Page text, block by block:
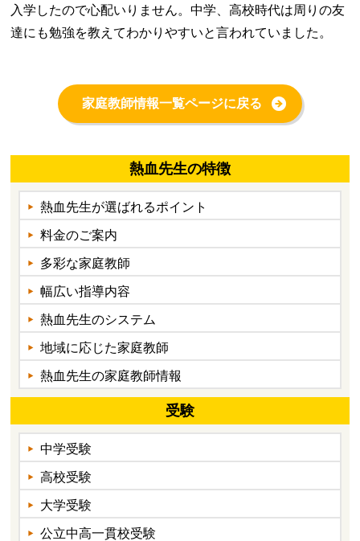
入学したので心配いりません。中学、高校時代は周りの友
達にも勉強を教えてわかりやすいと言われていました。
家庭教師情報一覧ページに戻る
熱血先生の特徴
熱血先生が選ばれるポイント
料金のご案内
多彩な家庭教師
幅広い指導内容
熱血先生のシステム
地域に応じた家庭教師
熱血先生の家庭教師情報
受験
中学受験
高校受験
大学受験
公立中高一貫校受験